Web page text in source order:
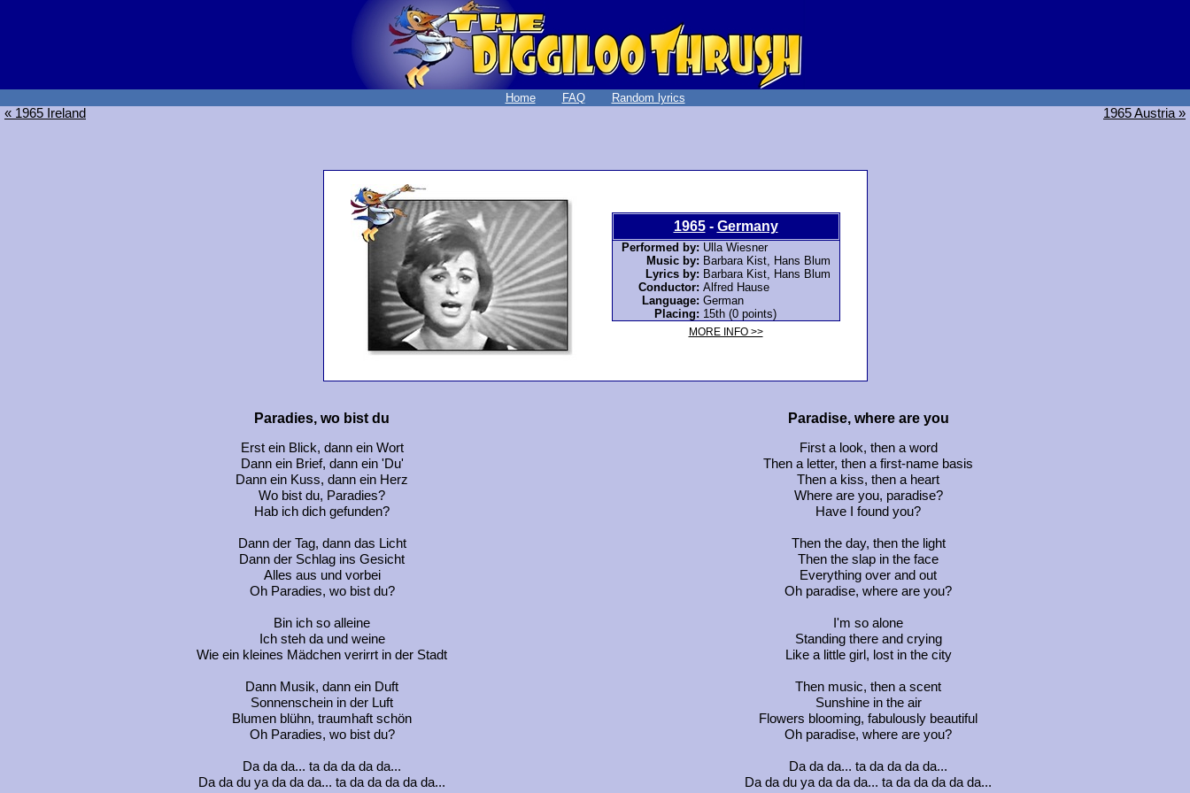
Home FAQ Random lyrics
« 1965 Ireland 1965 Austria »
1965- Germany
Performed by: Ulla Wiesner
Music by: Barbara Kist, Hans Blum
Lyrics by: Barbara Kist, Hans Blum
Conductor: Alfred Hause
Language: German
Placing: 15th (0 points)
MORE INFO >>
Paradies, wo bist du Paradise, where are you
Erst ein Blick, dann ein Wort
First a look, then a word
Dann ein Brief, dann ein 'Du'
Then a letter, then a first-name basis
Dann ein Kuss, dann ein Herz
Then a kiss, then a heart
Wo bist du, Paradies?
Where are you, paradise?
Hab ich dich gefunden?
Have I found you?
Dann der Tag, dann das Licht
Then the day, then the light
Dann der Schlag ins Gesicht
Then the slap in the face
Alles aus und vorbei
Everything over and out
Oh Paradies, wo bist du?
Oh paradise, where are you?
Bin ich so alleine
I'm so alone
Ich steh da und weine
Standing there and crying
Wie ein kleines Mädchen verirrt in der Stadt
Like a little girl, lost in the city
Dann Musik, dann ein Duft
Then music, then a scent
Sonnenschein in der Luft
Sunshine in the air
Blumen blühn, traumhaft schön
Flowers blooming, fabulously beautiful
Oh Paradies, wo bist du?
Oh paradise, where are you?
Da da da... ta da da da da...
Da da da... ta da da da da...
Da da du ya da da da... ta da da da da da...
Da da du ya da da da... ta da da da da da...